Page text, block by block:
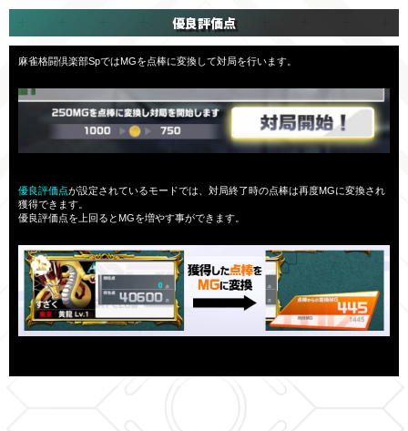
優良評価点
麻雀格闘倶楽部SpではMGを点棒に変換して対局を行います。
優良評価点が設定されているモードでは、対局終了時の点棒は再度MGに変換され
獲得できます。
優良評価点を上回るとMGを増やす事ができます。